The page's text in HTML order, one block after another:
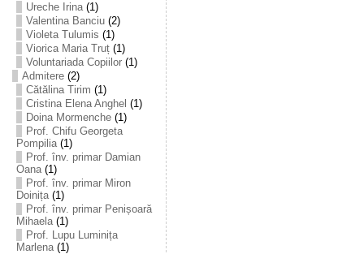
Ureche Irina(1)
Valentina Banciu(2)
Violeta Tulumis (1)
Viorica Maria Truț(1)
Voluntariada Copiilor(1)
Admitere(2)
Cătălina Tirim (1)
Cristina Elena Anghel (1)
Doina Mormenche(1)
Prof. Chifu Georgeta
Pompilia(1)
Prof. înv. primar Damian
Oana(1)
Prof. înv. primar Miron
Doinița(1)
Prof. înv. primar Penișoară
Mihaela(1)
Prof. Lupu Luminița
Marlena(1)